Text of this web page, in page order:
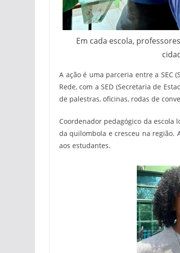
Em cada escola,
A ação é uma parceria entre a SEC
Rede, com a SED (Secretaria de
de palestras, oficinas, rodas de
Coordenador pedagógico da escola
da quilombola e cresceu na região.
aos estudantes.